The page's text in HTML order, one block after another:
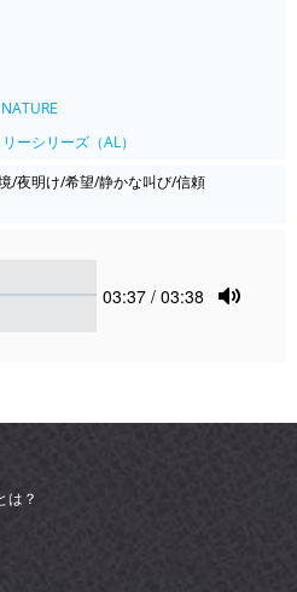
ーシリーズ（AL）
/夜明け/希望/静かな叫び/信頼
Current
03:37 / 03:38
は？